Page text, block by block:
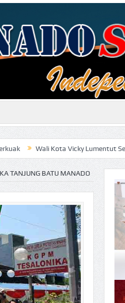
Vicky Lumentut Serahkan LKPD
TANJUNG BATU MANADO